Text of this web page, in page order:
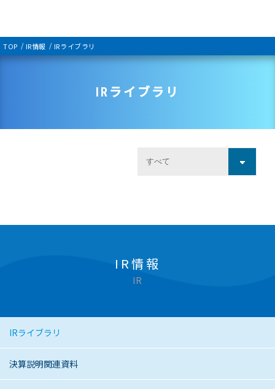
TOP IR情報 IRライブラリ
IRライブラリ
IR情報
IR
IRライブラリ
決算説明関連資料